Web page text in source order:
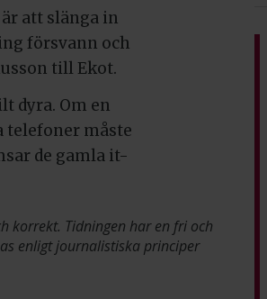
att slänga in
försvann och
till Ekot.
dyra. Om en
telefoner måste
de gamla it-
korrekt. Tidningen har en fri och
enligt journalistiska principer